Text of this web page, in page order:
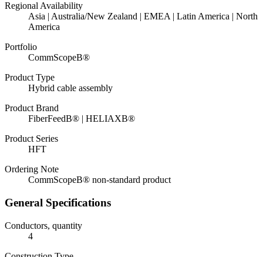
Regional Availability
Asia | Australia/New Zealand | EMEA | Latin America | North
America
Portfolio
CommScopeВ®
Product Type
Hybrid cable assembly
Product Brand
FiberFeedВ® | HELIAXВ®
Product Series
HFT
Ordering Note
CommScopeВ® non-standard product
General Specifications
Conductors, quantity
4